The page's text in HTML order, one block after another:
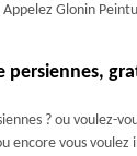
Appelez Glonin
persiennes,
? ou voulez-
encore vous voulez